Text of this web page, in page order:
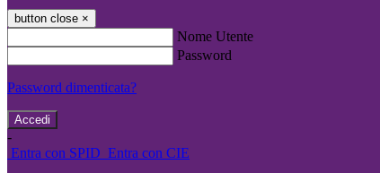
button close ×
Nome Utente
Password
Password dimenticata?
-
Entra con SPID Entra con CIE